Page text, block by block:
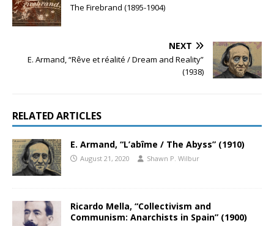
The Firebrand (1895-1904)
NEXT
E. Armand, “Rêve et réalité / Dream and Reality”
(1938)
RELATED ARTICLES
E. Armand, “L’abîme / The Abyss” (1910)
August 21, 2020 Shawn P. Wilbur
Ricardo Mella, “Collectivism and
Communism: Anarchists in Spain” (1900)